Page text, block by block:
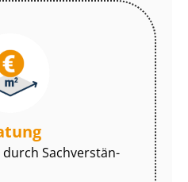
durch Sach­ver­stän­